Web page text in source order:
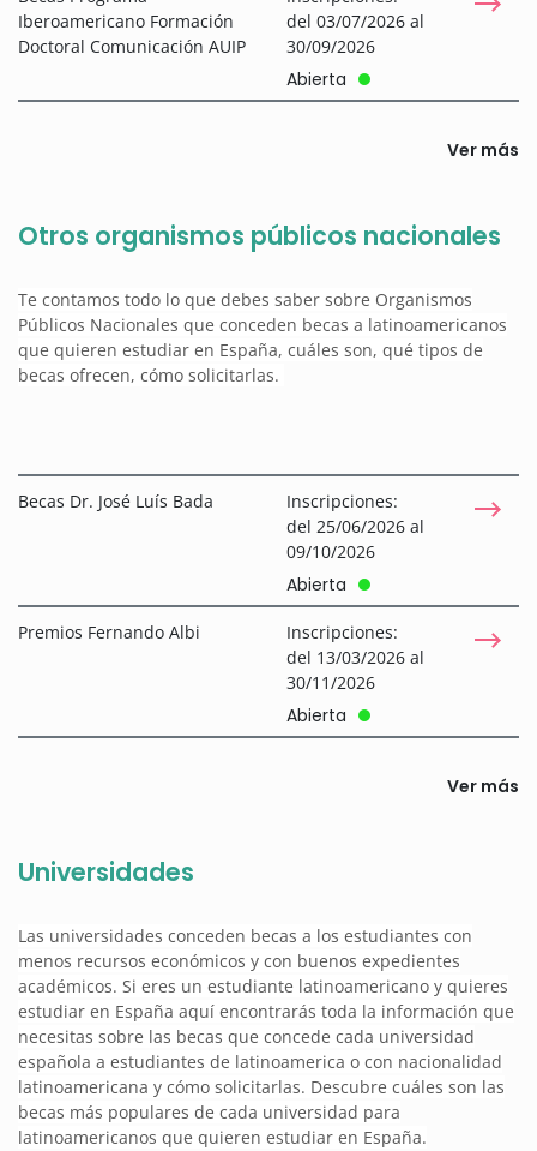
Iberoamericano Formación
Doctoral Comunicación AUIP
del 03/07/2026 al
30/09/2026
Abierta
Ver más
Otros organismos públicos nacionales
Te contamos todo lo que debes saber sobre Organismos
Públicos Nacionales que conceden becas a latinoamericanos
que quieren estudiar en España, cuáles son, qué tipos de
becas ofrecen, cómo solicitarlas.
Becas Dr. José Luís Bada
Inscripciones:
del 25/06/2026 al
09/10/2026
Abierta
Premios Fernando Albi
Inscripciones:
del 13/03/2026 al
30/11/2026
Abierta
Ver más
Universidades
Las universidades conceden becas a los estudiantes con
menos recursos económicos y con buenos expedientes
académicos. Si eres un estudiante latinoamericano y quieres
estudiar en España aquí encontrarás toda la información que
necesitas sobre las becas que concede cada universidad
española a estudiantes de latinoamerica o con nacionalidad
latinoamericana y cómo solicitarlas. Descubre cuáles son las
becas más populares de cada universidad para
latinoamericanos que quieren estudiar en España.